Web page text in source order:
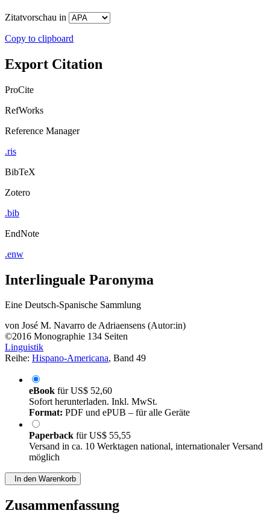
Zitatvorschau in
Copy to clipboard
Export Citation
ProCite
RefWorks
Reference Manager
.ris
BibTeX
Zotero
.bib
EndNote
.enw
Interlinguale Paronyma
Eine Deutsch-Spanische Sammlung
von José M. Navarro de Adriaensens (Autor:in)
©2016 Monographie 134 Seiten
Linguistik
Reihe: Hispano-Americana, Band 49
eBook fürUS$ 52,60
Sofort herunterladen. Inkl. MwSt.
Format: PDF und ePUB – für alle Geräte
Paperback fürUS$ 55,55
Versand in ca. 10 Werktagen national, internationaler Versand
möglich
In den Warenkorb
Zusammenfassung